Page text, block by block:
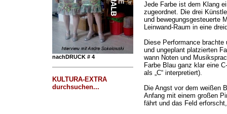
nachDRUCK # 4
KULTURA-EXTRA
durchsuchen...
Jede Farbe ist dem Klang
zugeordnet. Die drei
und bewegungsgesteuerte
Leinwand-Raum in eine
Diese Performance
und ungeplant platzierten
wann Noten und
Farbe Blau ganz klar eine
als „C“ interpretiert).
Die Angst vor dem weißen
Anfang mit einem großen
fährt und das Feld